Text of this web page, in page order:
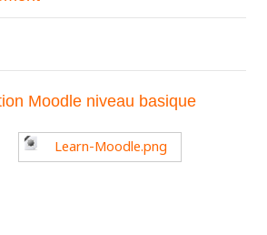
Moodle niveau basique
Learn-Moodle.png